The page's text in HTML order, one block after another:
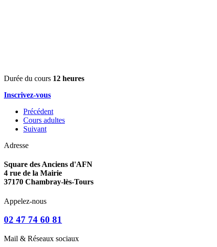
Durée du cours 12 heures
Inscrivez-vous
Précédent
Cours adultes
Suivant
Adresse
Square des Anciens d'AFN
4 rue de la Mairie
37170 Chambray-lès-Tours
Appelez-nous
02 47 74 60 81
Mail & Réseaux sociaux